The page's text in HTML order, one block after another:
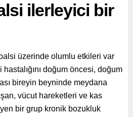
ilerleyici bir
üzerinde olumlu etkileri var
doğum öncesi, doğum
bireyin beyninde meydana
vücut hareketleri ve kas
bir grup kronik bozukluk